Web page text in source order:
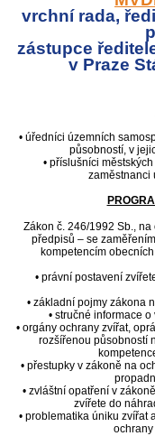
vrchní rada,
zástupce
v Praze
• úředníci územních
působností, v
• příslušníci
zaměstnanci
Zákon č. 246/1992 Sb.,
předpisů – se
kompetencím
• právní postavení
• základní pojmy zákona
• stručné informace
• orgány ochrany zvířat,
rozšířenou působností
• přestupky v zákoně na
• zvláštní opatření v
zvířete do
• problematika úniku zvířat
ochrany